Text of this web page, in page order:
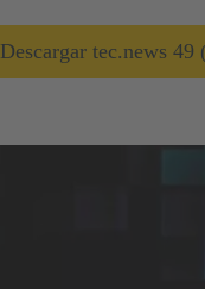
Descargar tec.news 49